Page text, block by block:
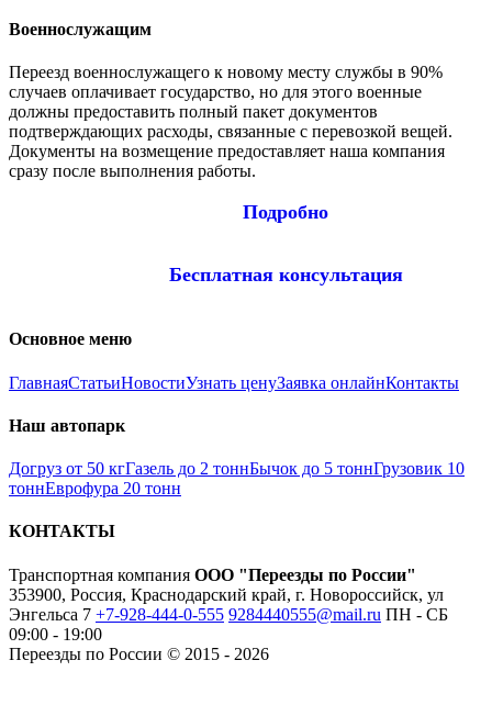
Военнослужащим
Переезд военнослужащего к новому месту службы в 90%
случаев оплачивает государство, но для этого военные
должны предоставить полный пакет документов
подтверждающих расходы, связанные с перевозкой вещей.
Документы на возмещение предоставляет наша компания
сразу после выполнения работы.
Подробно
Бесплатная консультация
Основное меню
ГлавнаяСтатьиНовостиУзнать ценуЗаявка онлайнКонтакты
Наш автопарк
Догруз от 50 кгГазель до 2 тоннБычок до 5 тоннГрузовик 10
тоннЕврофура 20 тонн
КОНТАКТЫ
Транспортная компания ООО "Переезды по России"
353900, Россия, Краснодарский край, г. Новороссийск, ул
Энгельса 7 +7-928-444-0-555 9284440555@mail.ru ПН - СБ
09:00 - 19:00
Переезды по России © 2015 - 2026